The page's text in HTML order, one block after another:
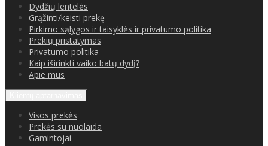
Dydžių lentelės
Grąžinti/keisti prekę
Pirkimo sąlygos ir taisyklės ir privatumo politika
Prekių pristatymas
Privatumo politika
Kaip iširinkti vaiko batų dydį?
Apie mus
Visos prekės
Prekės su nuolaida
Gamintojai